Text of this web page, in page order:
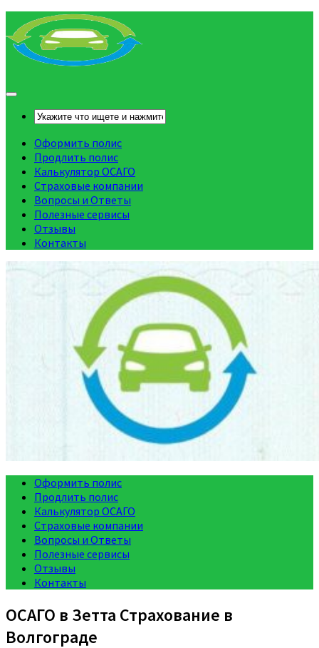
Оформить полис
Продлить полис
Калькулятор ОСАГО
Страховые компании
Вопросы и Ответы
Полезные сервисы
Отзывы
Контакты
Оформить полис
Продлить полис
Калькулятор ОСАГО
Страховые компании
Вопросы и Ответы
Полезные сервисы
Отзывы
Контакты
ОСАГО в Зетта Страхование в
Волгограде